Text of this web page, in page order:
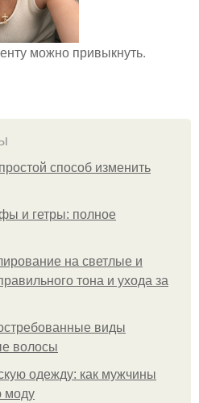
можно привыкнуть.
способ изменить
и гетры: полное
на светлые и
тона и ухода за
виды
волосы
одежду: как мужчины
моду